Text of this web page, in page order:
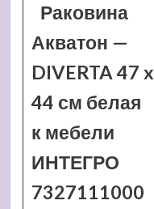
Раковина
Акватон —
DIVERTA 47 x
44 см белая
к мебели
ИНТЕГРО
7327111000